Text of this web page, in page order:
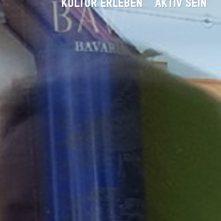
Startseite Geniessen
KULTUR ERLEBEN AKTIV SEIN